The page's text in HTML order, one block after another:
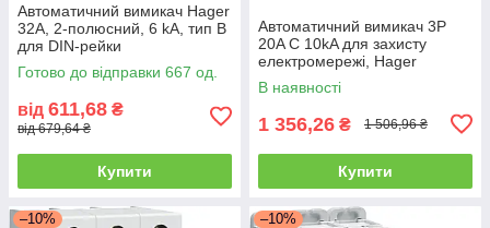
Автоматичний вимикач Hager
32А, 2-полюсний, 6 kA, тип B
для DIN-рейки
Готово до відправки 667 од.
від 611,68 ₴
від 679,64 ₴
Купити
Автоматичний вимикач 3P
20A C 10kA для захисту
електромережі, Hager
В наявності
1 356,26 ₴ 1 506,96 ₴
Купити
–10% –10%